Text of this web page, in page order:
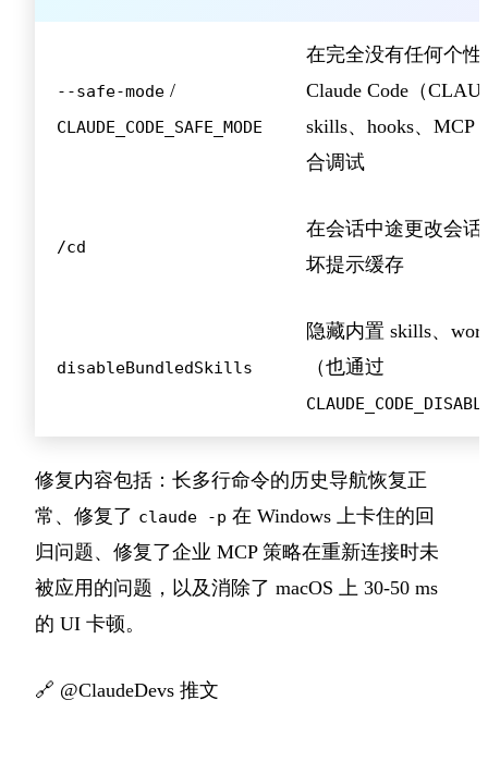
--safe-mode /
CLAUDE_CODE_SAFE_MODE
在完全没有任何个
Claude Code（
skills、hooks、
合调试
/cd
在会话中途更改会
坏提示缓存
disableBundledSkills
隐藏内置 skills、
（也通过
修复内容包括：长多行命令的历史导航恢复正
常、修复了 claude -p 在 Windows 上卡住的回
归问题、修复了企业 MCP 策略在重新连接时未
被应用的问题，以及消除了 macOS 上 30-50 ms
的 UI 卡顿。
🔗 @ClaudeDevs 推文